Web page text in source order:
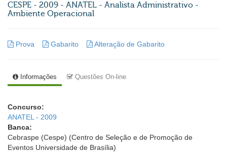
CESPE - 2009 - ANATEL - Analista Administrativo -
Ambiente Operacional
Prova Gabarito Alteração de Gabarito
Informações Questões On-line
Concurso:
ANATEL - 2009
Banca:
Cebraspe (Cespe) (Centro de Seleção e de Promoção de
Eventos Universidade de Brasília)